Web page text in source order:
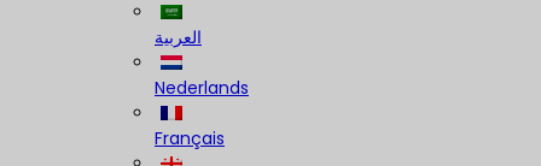
العربية
Nederlands
Français